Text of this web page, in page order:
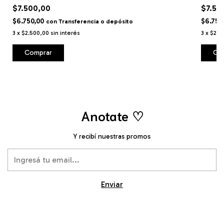
$7.500,00
$6.750,00 con Transferencia o depósito
3 x $2.500,00 sin interés 3 x
Anotate ♡
Y recibí nuestras promos